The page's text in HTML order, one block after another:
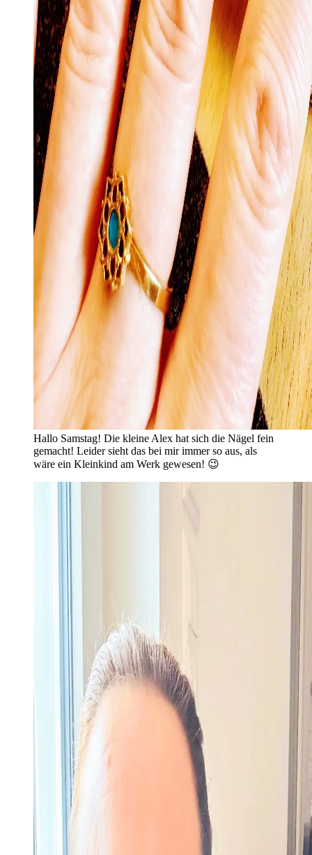
Hallo Samstag! Die kleine Alex hat sich die Nägel fein
gemacht! Leider sieht das bei mir immer so aus, als
wäre ein Kleinkind am Werk gewesen! 😉